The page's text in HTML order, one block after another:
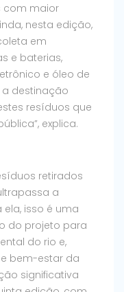
com maior
nesta edição,
em
e baterias,
e óleo de
destinação
resíduos que
explica.
retirados
a
isso é uma
do projeto para
do rio e,
bem-estar da
significativa